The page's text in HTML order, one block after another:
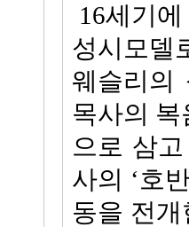
16세기
성시모델
웨슬리의
목사의
으로 삼
사의 ‘호
동을 전